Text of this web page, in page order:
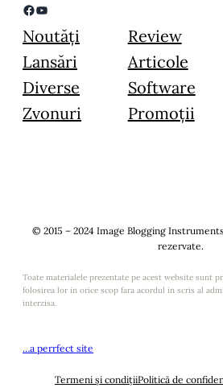
Facebook YouTube
Noutăți
Lansări
Diverse
Zvonuri
Review
Articole
Software
Promoții
© 2015 – 2024 Image Blogging
rezervate.
Toate materialele prezentate pe acest website sunt
folosirea lor in orice scop fara acordul in scris al
interzisa.
…a perrfect site
Termeni și condițiiPolitică de